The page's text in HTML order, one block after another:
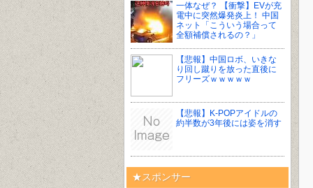
一体なぜ？ 【衝撃】EVが充
電中に突然爆発炎上！ 中国
ネット「こういう場合って
全額補償されるの？」
【悲報】中国ロボ、いきな
り回し蹴りを放った直後に
フリーズｗｗｗｗｗ
【悲報】K-POPアイドルの
約半数が3年後には姿を消す
★スポンサー